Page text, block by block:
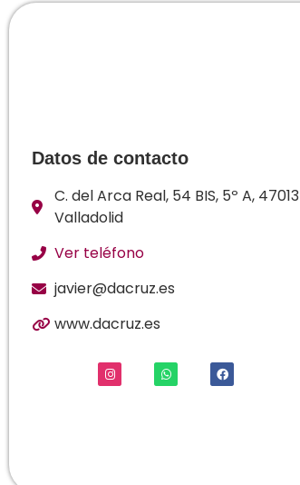
Datos de contacto
C. del Arca Real, 54 BIS, 5º A, 47013
Valladolid
Ver teléfono
javier@dacruz.es
www.dacruz.es